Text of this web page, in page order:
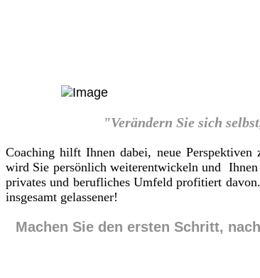
"Verändern Sie sich
Coaching hilft Ihnen dabei, neue Perspektiven
wird Sie persönlich weiterentwickeln und Ihnen
privates und berufliches Umfeld profitiert
insgesamt gelassener!
Machen Sie den ersten Schritt,